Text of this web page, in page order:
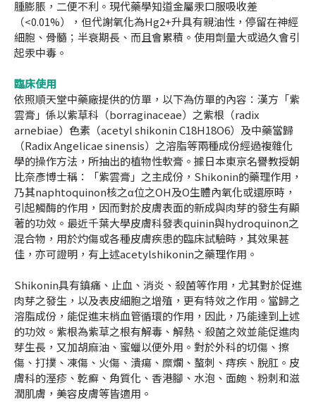
腫膨脹，二便不利。現代藥學知道金屬汞口服吸收差
（<0.01%），但代謝氧化為Hg2+升具有親油性，停留在神經
細胞、骨髓；半衰期長、而且會累積。使用劑量大或過久會引
起汞中毒。
臨床使用
依照順天堂中藥廠提供的仿單，以下為仿單的內容：漢方「紫
雲膏」係以紫草科（borraginaceae）之紫根（radix
arnebiae）色素（acetyl shikonin C18H18O6）及中藥當歸
（Radix Angelicae sinensis）之溶脂等兩種成份經過複雜化
學的操作方法，所抽出的植物性軟膏。據日本東京名譽教授朝
比奈彥博士稱：「紫雲膏」之主成份，Shikonin的藥理作用，
乃其naphtoquinon核之α位之OH及O生體內氧化或還原時，
引起觸酶的作用，因而對於皮膚表面的新成與肉芽的發生有顯
著的功效。最近千葉大學皮膚科發表quinin與hydroquinon之
混合物，用於灼傷或各種皮膚疾患的臨床試驗時，其效果甚
佳，亦可證明，有上述acetylshikonin之藥理作用。
Shikonin具有鎮痛、止血、消炎、殺菌等作用，尤其對於促進
肉芽之發生，以及表皮細胞之增殖，更有特效之作用。當歸之
溶脂成份，能促進末梢血管循環的作用，因此，乃能達到上述
的功效。紫根為紫草之根有解毒、解熱、殺菌之效並能促進肉
芽生長，又加胡麻油、蜜蠟以便外用。對於外科的切傷、擦
傷、打撲、凍傷、火傷、潰瘍、糜爛、螯刺、痔疾、脫肛。皮
膚科的溼疹、乾癬、角質化、香港腳、水泡、面皰、粉刺和滋
潤肌膚，美容皮膚等皆適用。